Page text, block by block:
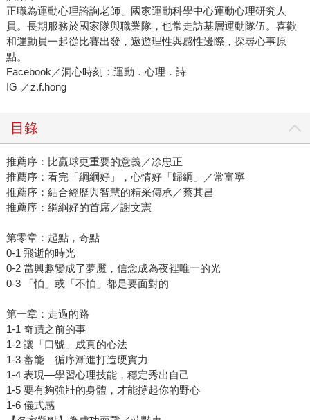
正職為運動心理諮詢老師、國家運動科學中心運動心理研究人
員。長期服務於國家隊與職業隊，也常走訪基層運動隊伍。喜歡
和運動員一起從比賽出發，遨遊理性與感性邊際，探尋心事原
點。
Facebook／洞心時刻：運動．心理．詩
IG ／z.f.hong
目錄
推薦序：比贏球更重要的意義／凃忠正
推薦序：看完「綱綱好」，心情好「歸綱」／常富寧
推薦序：結合經歷與智慧的精采傳承／蔡其昌
推薦序：綱綱好的首席／謝文憲
第零章：起點，奇點
0-1 飛逝的時光
0-2 當興趣變成了夢魘，信念成為夜裡唯一的光
0-3 「怕」或「不怕」都是要面對的
第一章：走過的路
1-1 奇蹟之前的事
1-2 讓「口號」成真的心法
1-3 蓄能—循序漸進打造硬實力
1-4 表現—學習心理技能，穩定秀出自己
1-5 要有夠強壯的身體，才能撐起你的野心
1-6 儀式感